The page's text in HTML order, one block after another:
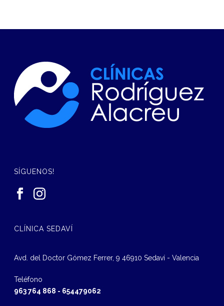
SÍGUENOS!
CLÍNICA SEDAVÍ
Avd. del Doctor Gómez Ferrer, 9 46910 Sedaví - Valencia
Teléfono
963 764 868 - 654479062